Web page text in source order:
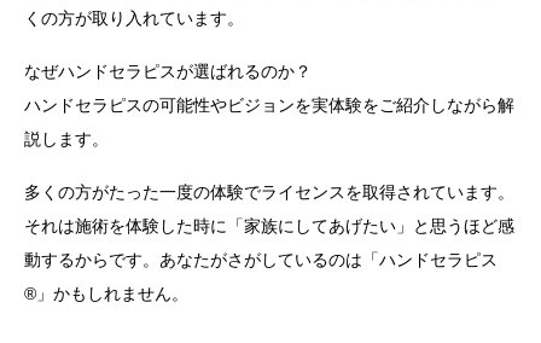
くの方が取り入れています。
なぜハンドセラピスが選ばれるのか？
ハンドセラピスの可能性やビジョンを実体験をご紹介しながら解
説します。
多くの方がたった一度の体験でライセンスを取得されています。
それは施術を体験した時に「家族にしてあげたい」と思うほど感
動するからです。あなたがさがしているのは「ハンドセラピス
®」かもしれません。